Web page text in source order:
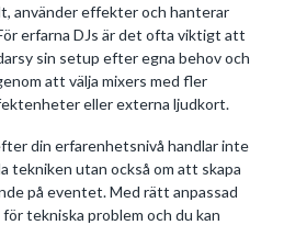
använder effekter och hanterar
erfarna DJs är det ofta viktigt att
sin setup efter egna behov och
att välja mixers med fler
eller externa ljudkort.
din erfarenhetsnivå handlar inte
tekniken utan också om att skapa
på eventet. Med rätt anpassad
tekniska problem och du kan